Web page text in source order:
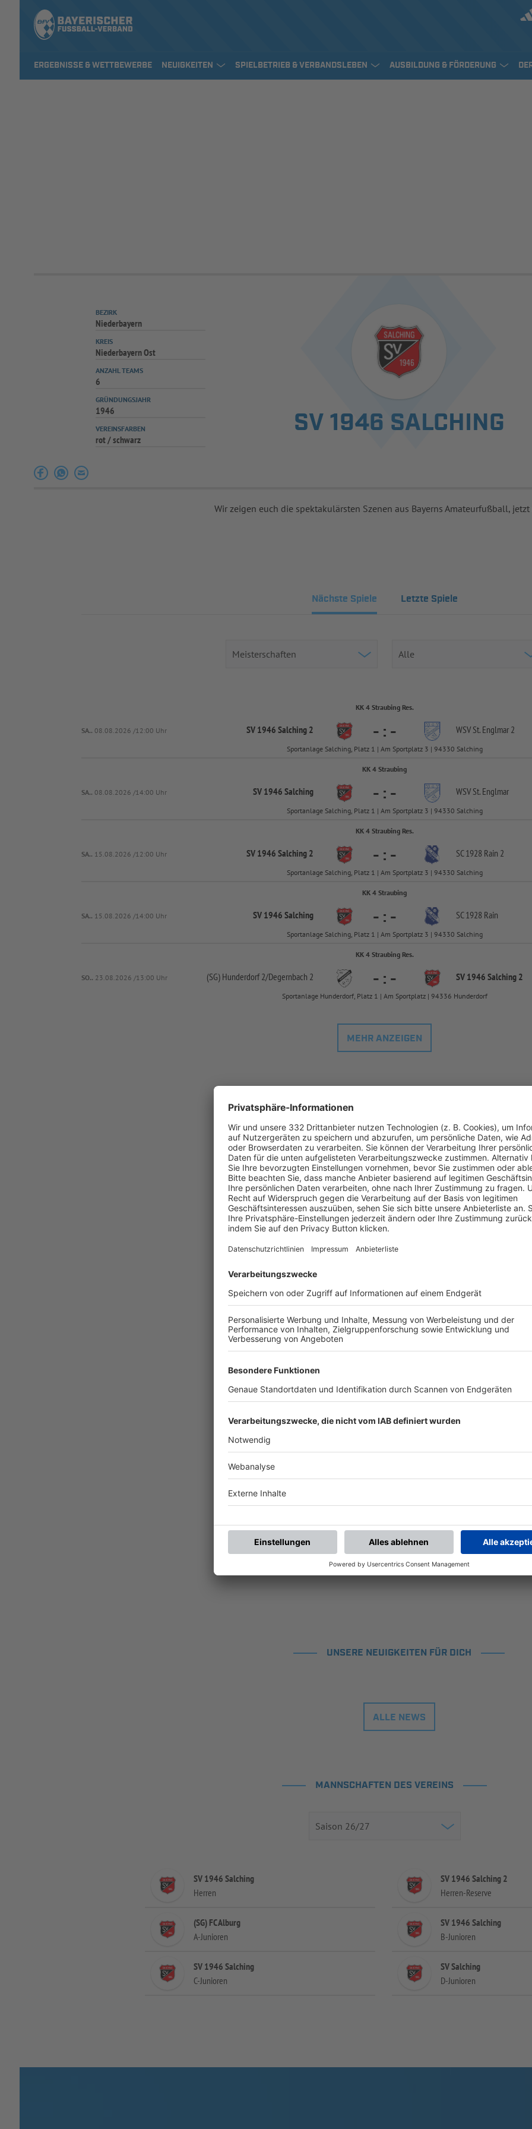
ERGEBNISSE & WETTBEWERBE NEUIGKEITEN SPIELBETRIEB & VERBANDSLEBEN AUSBILDUNG & FÖRDERUNG
SV 1946 SALCHING
BEZIRK
Niederbayern
KREIS
Niederbayern Ost
ANZAHL TEAMS
6
GRÜNDUNGSJAHR
1946
VEREINSFARBEN
rot / schwarz
Wir zeigen euch die spektakulärsten Szenen aus Bayerns Amateurfußball,
Nächste Spiele Letzte Spiele
KK 4 Straubing Res.
SA.. 08.08.2026 /12:00 Uhr SV 1946 Salching 2 - : - WSV St. Englmar 2
Sportanlage Salching, Platz 1 | Am Sportplatz 3 | 94330 Salching
KK 4 Straubing
SA.. 08.08.2026 /14:00 Uhr SV 1946 Salching - : - WSV St. Englmar
Sportanlage Salching, Platz 1 | Am Sportplatz 3 | 94330 Salching
KK 4 Straubing Res.
SA.. 15.08.2026 /12:00 Uhr SV 1946 Salching 2 - : - SC 1928 Rain 2
Sportanlage Salching, Platz 1 | Am Sportplatz 3 | 94330 Salching
KK 4 Straubing
SA.. 15.08.2026 /14:00 Uhr SV 1946 Salching - : - SC 1928 Rain
Sportanlage Salching, Platz 1 | Am Sportplatz 3 | 94330 Salching
KK 4 Straubing Res.
SO.. 23.08.2026 /13:00 Uhr (SG) Hunderdorf 2/Degernbach 2 - : - SV 1946 Salching 2
Sportanlage Hunderdorf, Platz 1 | Am Sportplatz | 94336 Hunderdorf
MEHR ANZEIGEN
BFV-Widget generieren
Widget auf Ihre Website?
Ganz einfach mit den BFV-
Widgets.
mannschaftsübergreifend
als PDF öffnen.
UNSERE NEUIGKEITEN FÜR DICH
ALLE NEWS
MANNSCHAFTEN DES VEREINS
SV 1946 Salching
Herren
SV 1946 Salching 2
Herren-Reserve
(SG) FC Alburg
A-Junioren
SV 1946 Salching
B-Junioren
SV 1946 Salching
C-Junioren
SV Salching
D-Junioren